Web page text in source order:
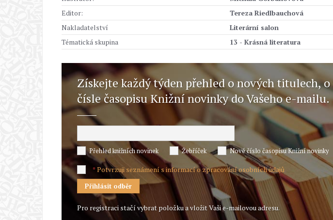
Editor:
Tereza Riedlbauchová
Nakladatelství
Literární salon
Tématická skupina
13 - Krásná literatura
Získejte každý týden přehled o nových titulech,
čísle časopisu Knižní novinky do Vašeho e-mailu.
Přehled knižních novinek Žebříček Nové číslo časopisu Knižní novinky
*Potvrzuji seznámení s informací o zpracování osobních údajů
Pro registraci stačí vybrat položku a vložit Vaši e-mailovou adresu.